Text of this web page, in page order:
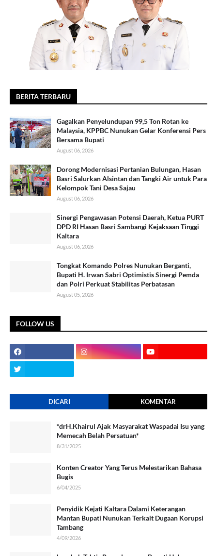
BERITA TERBARU
Gagalkan Penyelundupan 99,5 Ton Rotan ke
Malaysia, KPPBC Nunukan Gelar Konferensi Pers
Bersama Bupati
August 06, 2026
Dorong Modernisasi Pertanian Bulungan, Hasan
Basri Salurkan Alsintan dan Tangki Air untuk Para
Kelompok Tani Desa Sajau
August 06, 2026
Sinergi Pengawasan Potensi Daerah, Ketua PURT
DPD RI Hasan Basri Sambangi Kejaksaan Tinggi
Kaltara
August 06, 2026
Tongkat Komando Polres Nunukan Berganti,
Bupati H. Irwan Sabri Optimistis Sinergi Pemda
dan Polri Perkuat Stabilitas Perbatasan
August 05, 2026
FOLLOW US
DICARI KOMENTAR
*drH.Khairul Ajak Masyarakat Waspadai Isu yang
Memecah Belah Persatuan*
8/31/2025
Konten Creator Yang Terus Melestarikan Bahasa
Bugis
6/04/2025
Penyidik Kejati Kaltara Dalami Keterangan
Mantan Bupati Nunukan Terkait Dugaan Korupsi
Tambang
4/09/2026